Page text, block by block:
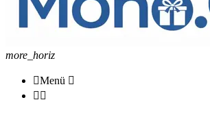
more_horiz
Menü 
 